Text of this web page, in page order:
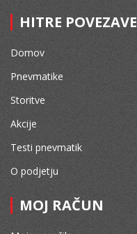
HITRE POVEZAVE
Domov
Pnevmatike
Storitve
Akcije
Testi pnevmatik
O podjetju
MOJ RAČUN